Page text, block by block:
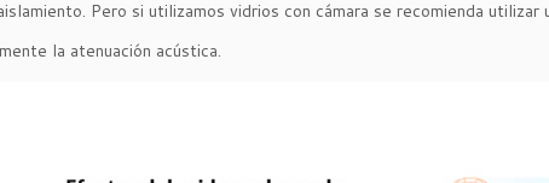
Pero si utilizamos vidrios con cámara se recomienda
la atenuación acústica.